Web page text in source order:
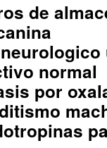
de
normal
por